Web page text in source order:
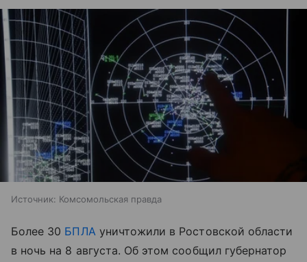
Источник: Комсомольская правда
Более 30 БПЛАуничтожили в Ростовской области
в ночь на 8 августа. Об этом сообщил губернатор